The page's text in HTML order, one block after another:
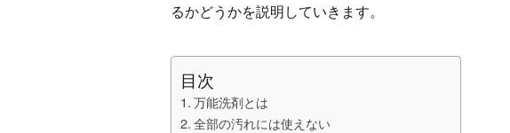
るかどうかを説明していきます。
目次
万能洗剤とは
全部の汚れには使えない